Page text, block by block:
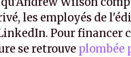
les employés de
Pour financer
se retrouve plombée